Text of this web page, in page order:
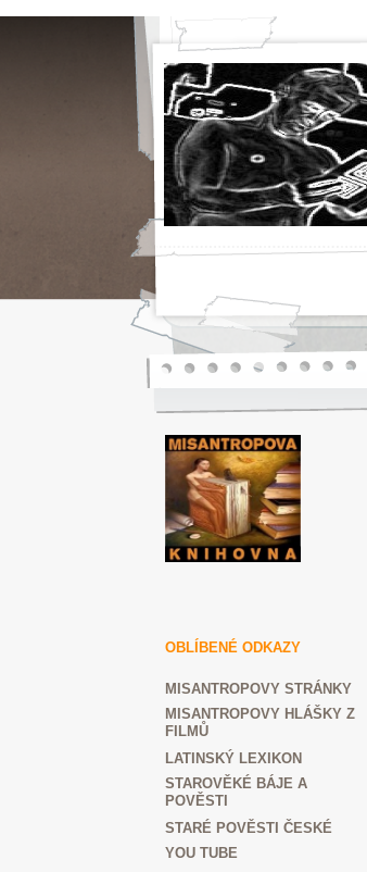
OBLÍBENÉ ODKAZY
MISANTROPOVY STRÁNKY
MISANTROPOVY HLÁŠKY Z
FILMŮ
LATINSKÝ LEXIKON
STAROVĚKÉ BÁJE A
POVĚSTI
STARÉ POVĚSTI ČESKÉ
YOU TUBE